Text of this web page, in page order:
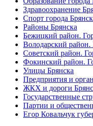
Здравоохранение
Спорт города
Районы Брянска
Бежицкий район.
Володарский район.
Советский район.
Фокинский район.
Улицы Брянска
Предприятия и
ЖКХ и дороги
Государственные
Партии и
Егор Ковальчук